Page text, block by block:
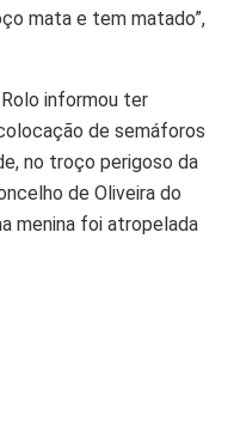
mata e tem matado”,
informou ter
de semáforos
no troço perigoso da
de Oliveira do
menina foi atropelada